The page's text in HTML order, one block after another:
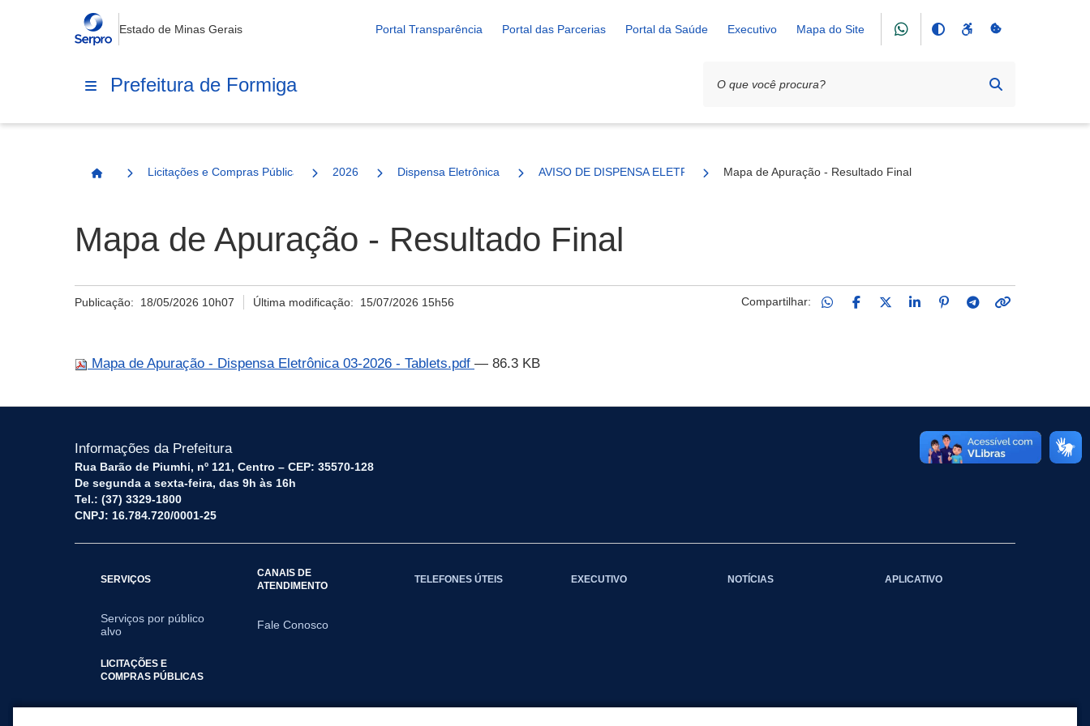
Estado de Minas Gerais Portal Transparência Portal das Parcerias Portal da Saúde Executivo Mapa do Site
Prefeitura de Formiga
Página Inicial
Licitações e Compras Públicas 2026 Dispensa Eletrônica AVISO DE DISPENSA ELETRÔNICA 003/2026Mapa de Apuração - Resultado Final
Mapa de Apuração - Resultado Final
Publicação: 18/05/2026 10h07 Última modificação: 15/07/2026 15h56 Compartilhar:
Mapa de Apuração - Dispensa Eletrônica 03-2026 - Tablets.pdf — 86.3 KB
Informações da Prefeitura
Rua Barão de Piumhi, nº 121, Centro – CEP: 35570-128
De segunda a sexta-feira, das 9h às 16h
Tel.: (37) 3329-1800
CNPJ: 16.784.720/0001-25
SERVIÇOS
Serviços por público
alvo
CANAIS DE
ATENDIMENTO
Fale Conosco
TELEFONES ÚTEIS EXECUTIVO NOTÍCIAS APLICATIVO
LICITAÇÕES E
COMPRAS PÚBLICAS